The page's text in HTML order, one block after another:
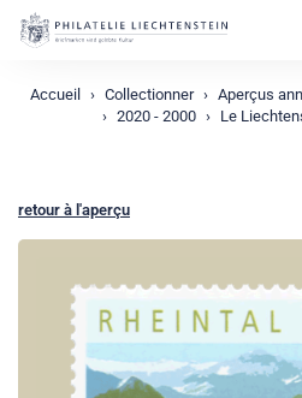
Accueil Collectionner Aperçus
2020 - 2000
Le
retour à l'aperçu